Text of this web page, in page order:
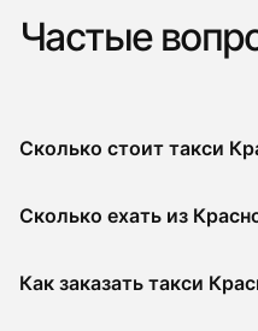
Частые
Сколько стоит такси
Сколько ехать из
Как заказать такси